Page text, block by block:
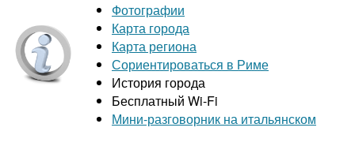
Фотографии
Карта города
Карта региона
Сориентироваться в Риме
История города
Бесплатный Wi-Fi
Мини-разговорник на итальянском